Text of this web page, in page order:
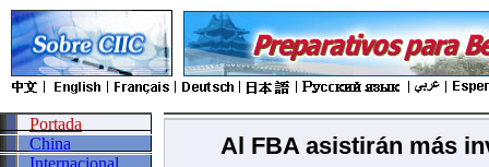
Portada
China
Internacional
Al FBA asistirán más